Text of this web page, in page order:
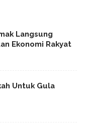
Langsung
Ekonomi Rakyat
Untuk Gula